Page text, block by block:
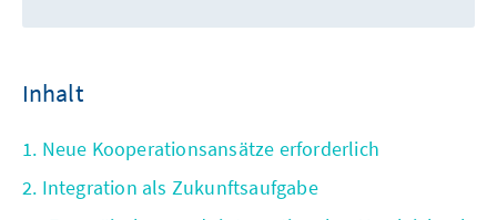
Inhalt
1. Neue Kooperationsansätze erforderlich
2. Integration als Zukunftsaufgabe